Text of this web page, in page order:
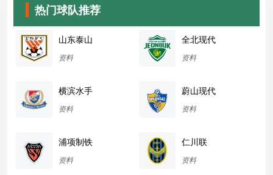
热门球队推荐
山东泰山
资料
全北现代
资料
横滨水手
资料
蔚山现代
资料
浦项制铁
资料
仁川联
资料